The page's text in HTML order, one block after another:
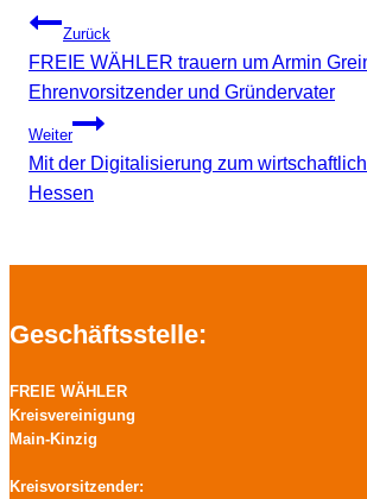
Beitragsnavigation
Zurück
FREIE WÄHLER trauern um Armin
Ehrenvorsitzender und Gründervater
Weiter
Mit der Digitalisierung zum
Hessen
Geschäftsstelle:
FREIE WÄHLER
Kreisvereinigung
Main-Kinzig
Kreisvorsitzender: